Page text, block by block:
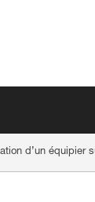
d’un équipier